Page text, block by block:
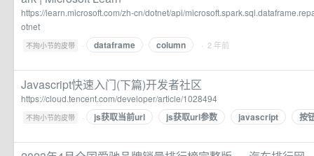
https://learn.microsoft.com/zh-cn/dotnet/api/
otnet
不拘小节的皮带 · dataframe column · 2 年前
Javascript快速入门(下篇)开发者社区
https://cloud.tencent.com/developer/article/1028494
不拘小节的皮带 · js获取当前url js获取url参数 javascript 按